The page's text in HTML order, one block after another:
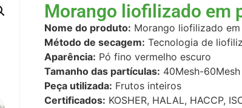
Morango liofilizado em
Nome do produto: Morango liofilizado
Método de secagem: Tecnologia de
Aparência: Pó fino vermelho escuro
Tamanho das partículas: 40Mesh-60Mesh
Peça utilizada: Frutos inteiros
Certificados: KOSHER, HALAL, HACCP,